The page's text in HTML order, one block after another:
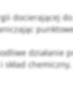
docierającej
działanie
chemiczny,